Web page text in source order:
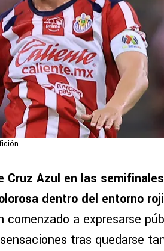
Cruz Azul en las
dentro del entorno
comenzado a expresarse
tras quedarse